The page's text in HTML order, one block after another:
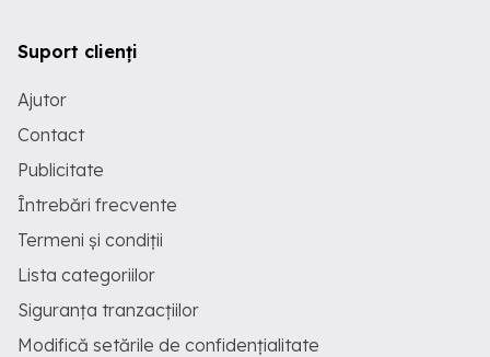
Suport clienți
Ajutor
Contact
Publicitate
Întrebări frecvente
Termeni și condiții
Lista categoriilor
Siguranța tranzacțiilor
Modifică setările de confidențialitate